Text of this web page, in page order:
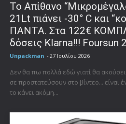
Το Απίθανο
21Lt πιάνει -30° C και
ΠΑΝΤΑ. Στα 122€
δόσεις Klarna!!! Foursun
Unpackman - 27 Ιουλίου 2026
Δεν θα πω πολλά εδώ γιατί θα
σε προστατεύσουν στο βίντεο... είναι
το κάνει ακόμη...